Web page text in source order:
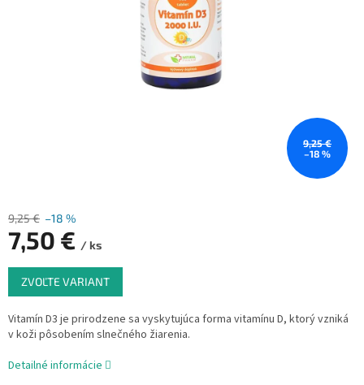
9,25 €
–18 %
9,25 € –18 %
7,50 € / ks
Jednotková
cena:
ZVOĽTE VARIANT
Vitamín D3 je prirodzene sa vyskytujúca forma vitamínu D, ktorý vzniká
v koži pôsobením slnečného žiarenia.
Detailné informácie